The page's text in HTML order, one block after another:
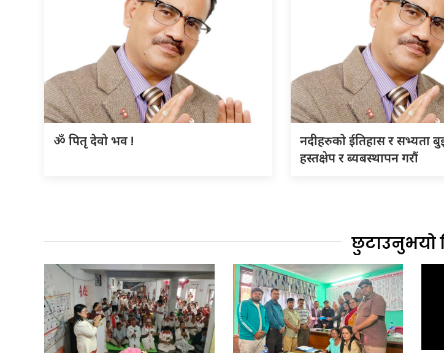
ॐ पितृ देवो भव !
नदीहरुकाे ईतिहास र सभ्यता
हस्तक्षेप र ब्यबस्थापन गराैं
छुटाउनुभयो